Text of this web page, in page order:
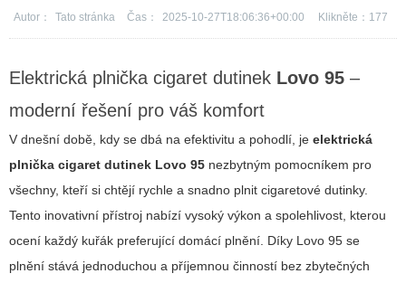
Autor： Tato stránka Čas： 2025-10-27T18:06:36+00:00 Klikněte： 177
Elektrická plnička cigaret dutinek Lovo 95 –
moderní řešení pro váš komfort
V dnešní době, kdy se dbá na efektivitu a pohodlí, je elektrická
plnička cigaret dutinek Lovo 95 nezbytným pomocníkem pro
všechny, kteří si chtějí rychle a snadno plnit cigaretové dutinky.
Tento inovativní přístroj nabízí vysoký výkon a spolehlivost, kterou
ocení každý kuřák preferující domácí plnění. Díky Lovo 95 se
plnění stává jednoduchou a příjemnou činností bez zbytečných